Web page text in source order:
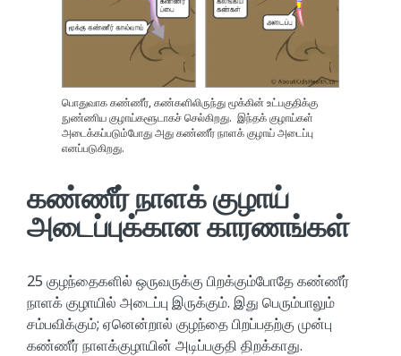
பொதுவாக கண்ணீர், கண்களிலிருந்து மூக்கின் உட்பகுதிக்கு
நுண்ணிய குழாய்களூடாகச் செல்கிறது. இந்தக் குழாய்கள்
அடைக்கப்படும்போது அது கண்ணீர் நாளக் குழாய் அடைப்பு
எனப்படுகிறது.
கண்ணீர் நாளக் குழாய்
அடைப்புக்கான காரணங்கள்
25 குழந்தைகளில் ஒருவருக்கு பிறக்கும்போதே கண்ணீர்
நாளக் குழாயில் அடைப்பு இருக்கும். இது பெரும்பாலும்
சம்பவிக்கும்; ஏனென்றால் குழந்தை பிறப்பதற்கு முன்பு
கண்ணீர் நாளக்குழாயின் அடிப்பகுதி திறக்காது.